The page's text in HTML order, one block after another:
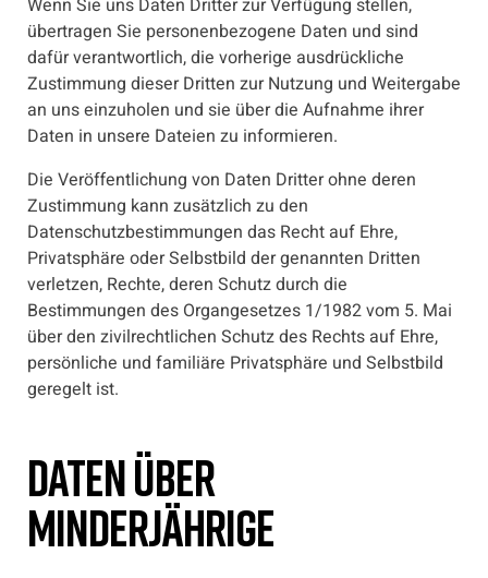
übertragen Sie personenbezogene Daten und sind
dafür verantwortlich, die vorherige ausdrückliche
Zustimmung dieser Dritten zur Nutzung und Weitergabe
an uns einzuholen und sie über die Aufnahme ihrer
Daten in unsere Dateien zu informieren.
Die Veröffentlichung von Daten Dritter ohne deren
Zustimmung kann zusätzlich zu den
Datenschutzbestimmungen das Recht auf Ehre,
Privatsphäre oder Selbstbild der genannten Dritten
verletzen, Rechte, deren Schutz durch die
Bestimmungen des Organgesetzes 1/1982 vom 5. Mai
über den zivilrechtlichen Schutz des Rechts auf Ehre,
persönliche und familiäre Privatsphäre und Selbstbild
geregelt ist.
Daten über
Minderjährige